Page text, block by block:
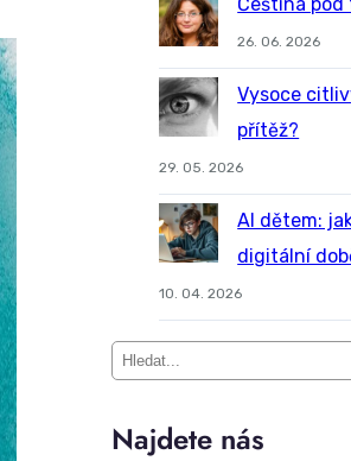
26. 06. 2026
Vysoce
přítěž?
29. 05. 2026
AI dětem:
digitální
10. 04. 2026
S
a
Najdete nás